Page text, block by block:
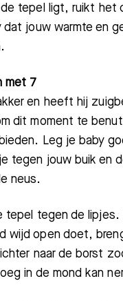
tepel ligt, ruikt het
jouw warmte en
met 7
en heeft hij
dit moment te
Leg je baby
tegen jouw buik en
neus.
tepel tegen de lipjes.
wijd open doet,
naar de borst
in de mond kan